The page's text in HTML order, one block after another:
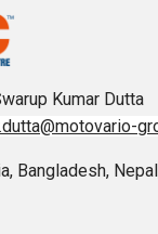
Kumar Dutta
Bangladesh,